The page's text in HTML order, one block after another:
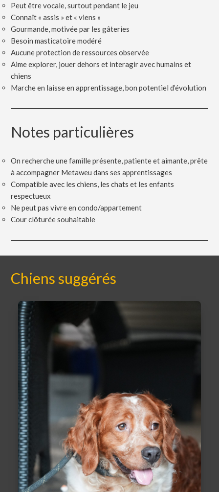
Peut être vocale, surtout pendant le jeu
Connaît « assis » et « viens »
Gourmande, motivée par les gâteries
Besoin masticatoire modéré
Aucune protection de ressources observée
Aime explorer, jouer dehors et interagir avec humains et
chiens
Marche en laisse en apprentissage, bon potentiel d’évolution
Notes particulières
On recherche une famille présente, patiente et aimante, prête
à accompagner Metaweu dans ses apprentissages
Compatible avec les chiens, les chats et les enfants
respectueux
Ne peut pas vivre en condo/appartement
Cour clôturée souhaitable
Chiens suggérés